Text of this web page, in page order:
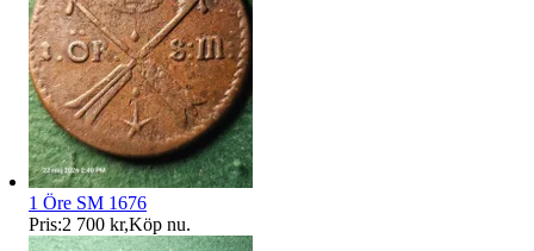
1 Öre SM 1676
Pris:2 700 kr,Köp nu.